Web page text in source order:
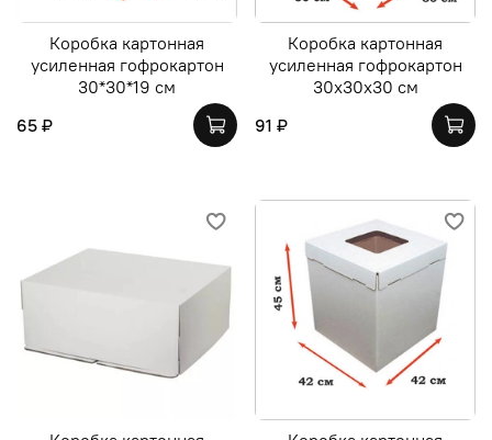
Коробка картонная
усиленная гофрокартон
30*30*19 см
65 ₽
Коробка картонная
усиленная гофрокартон
30х30х30 см
91 ₽